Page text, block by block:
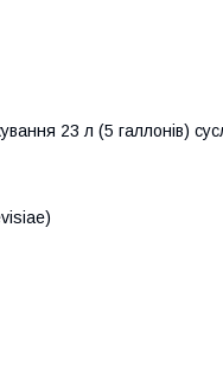
23 л (5 галлонів)